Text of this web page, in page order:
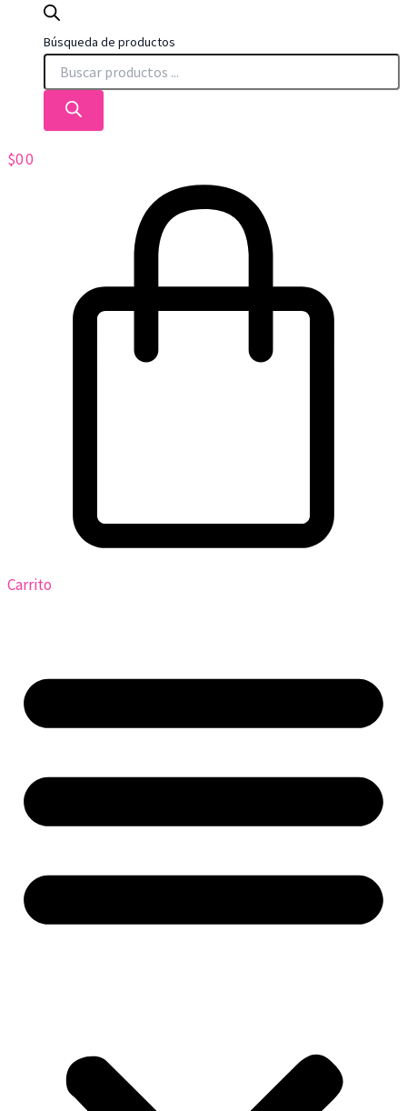
Búsqueda de productos
$00
Carrito